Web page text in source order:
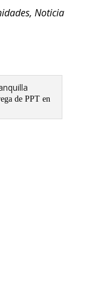
,Noticia
de PPT en